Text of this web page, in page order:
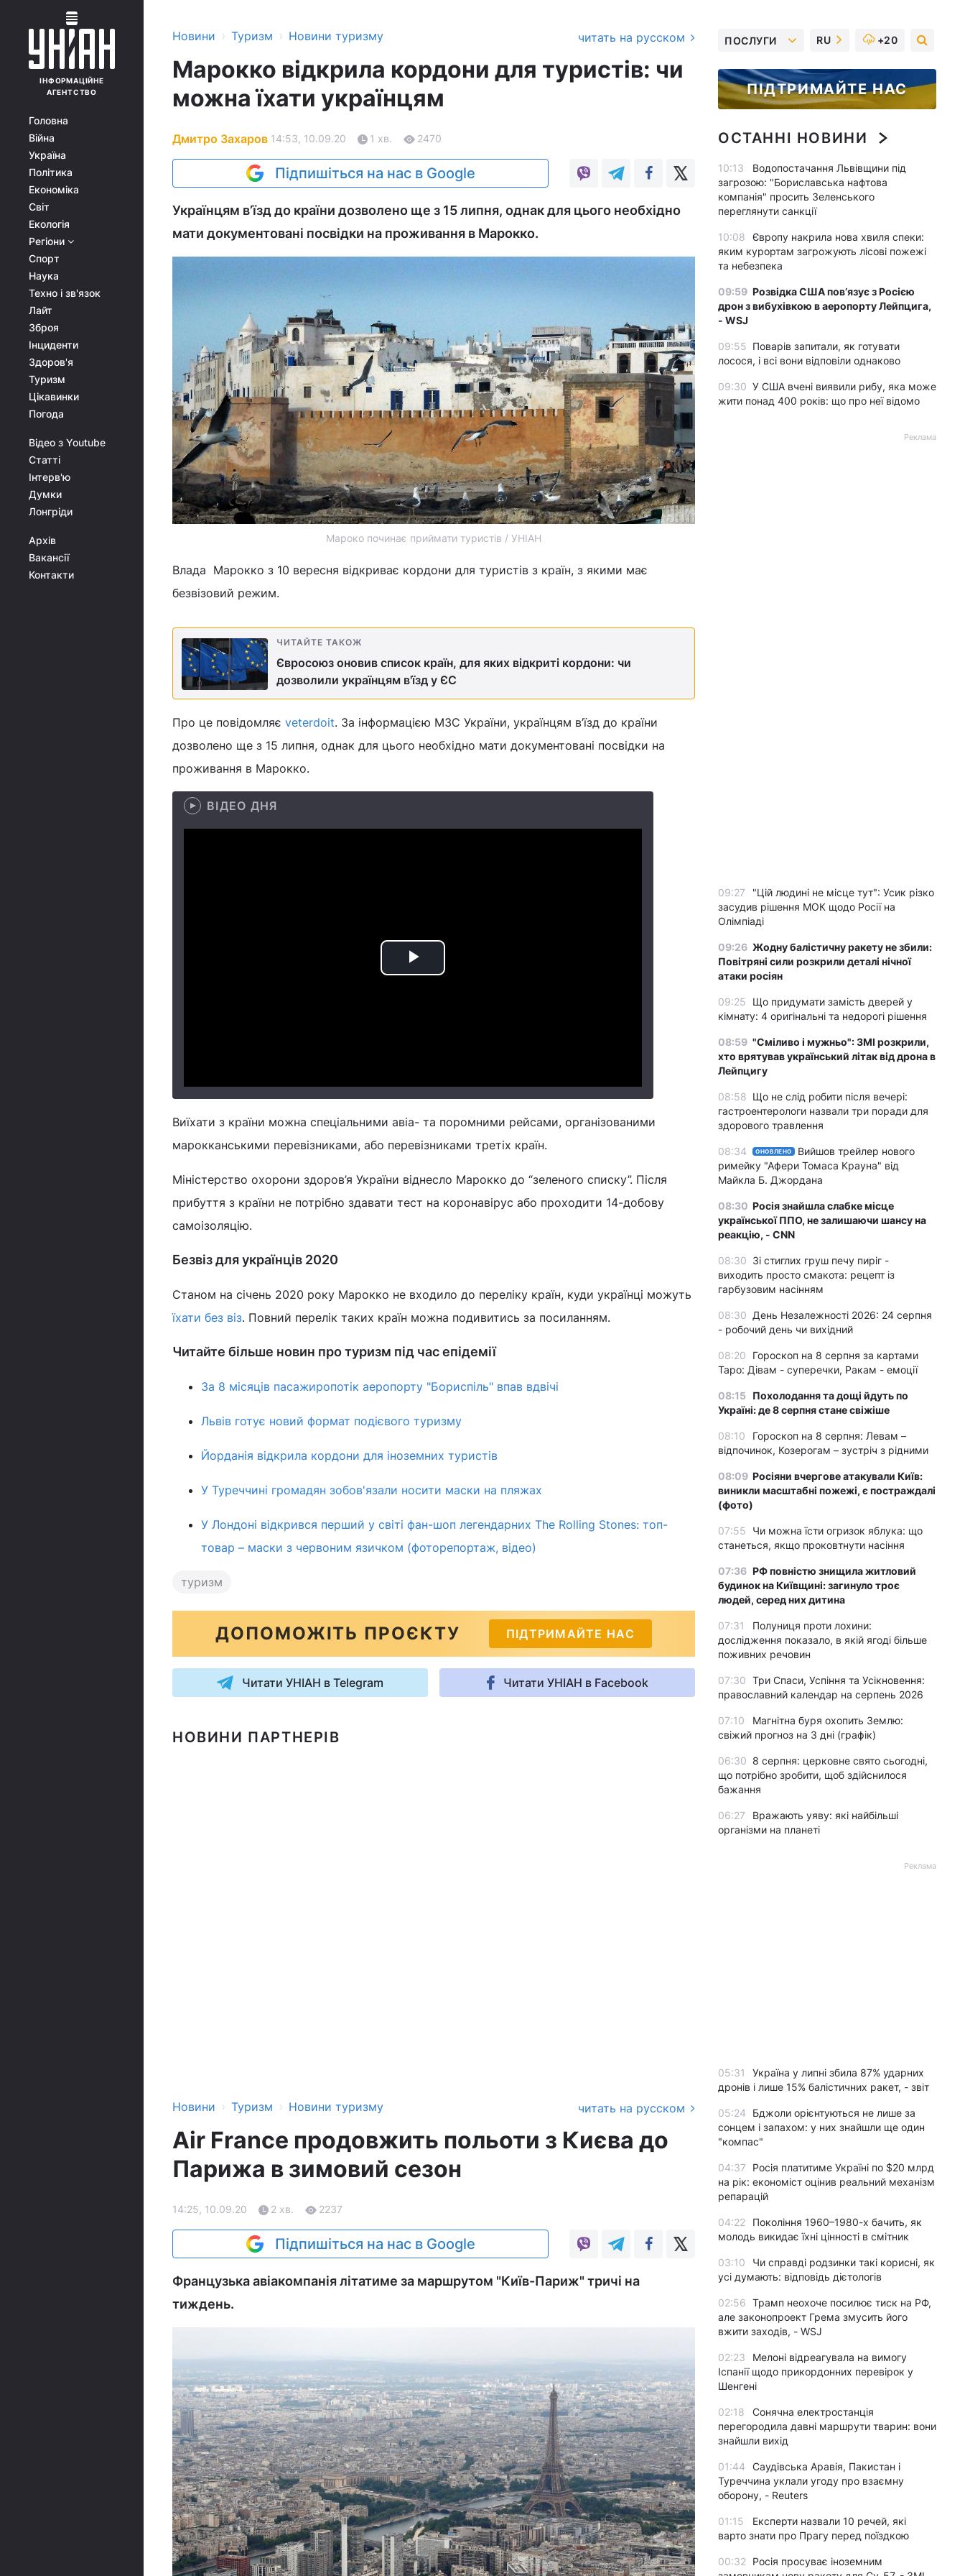
ІНФОРМАЦІЙНЕ
АГЕНТСТВО
Головна
Війна
Україна
Політика
Економіка
Світ
Екологія
Регіони
Спорт
Наука
Техно і зв'язок
Лайт
Зброя
Інциденти
Здоров'я
Туризм
Цікавинки
Погода
Відео з Youtube
Статті
Інтерв'ю
Думки
Лонгріди
Архів
Вакансії
Контакти
Новини › Туризм › Новини туризму читать на русском
Марокко відкрила кордони для туристів: чи
можна їхати українцям
Дмитро Захаров 14:53, 10.09.20 1 хв. 2470
Підпишіться на нас в Google
Українцям в’їзд до країни дозволено ще з 15 липня, однак для цього необхідно
мати документовані посвідки на проживання в Марокко.
Мароко починає приймати туристів / УНІАН
Влада Марокко з 10 вересня відкриває кордони для туристів з країн, з якими має
безвізовий режим.
ЧИТАЙТЕ ТАКОЖ
Євросоюз оновив список країн, для яких відкриті кордони: чи
дозволили українцям в'їзд у ЄС
Про це повідомляє veterdoit. За інформацією МЗС України, українцям в’їзд до країни
дозволено ще з 15 липня, однак для цього необхідно мати документовані посвідки на
проживання в Марокко.
ВІДЕО ДНЯ
Play
Виїхати з країни можна спеціальними авіа- та поромними рейсами, організованими
марокканськими перевізниками, або перевізниками третіх країн.
Міністерство охорони здоров’я України віднесло Марокко до “зеленого списку”. Після
прибуття з країни не потрібно здавати тест на коронавірус або проходити 14-добову
самоізоляцію.
Безвіз для українців 2020
Станом на січень 2020 року Марокко не входило до переліку країн, куди українці можуть
їхати без віз. Повний перелік таких країн можна подивитись за посиланням.
Читайте більше новин про туризм під час епідемії
За 8 місяців пасажиропотік аеропорту "Бориспіль" впав вдвічі
Львів готує новий формат подієвого туризму
Йорданія відкрила кордони для іноземних туристів
У Туреччині громадян зобов'язали носити маски на пляжах
У Лондоні відкрився перший у світі фан-шоп легендарних The Rolling Stones: топ-
товар – маски з червоним язичком (фоторепортаж, відео)
туризм
ДОПОМОЖІТЬ ПРОЄКТУ ПІДТРИМАЙТЕ НАС
Читати УНІАН в Telegram Читати УНІАН в Facebook
НОВИНИ ПАРТНЕРІВ
Новини › Туризм › Новини туризму читать на русском
Air France продовжить польоти з Києва до
Парижа в зимовий сезон
14:25, 10.09.20 2 хв. 2237
Підпишіться на нас в Google
Французька авіакомпанія літатиме за маршрутом "Київ-Париж" тричі на
тиждень.
ПОСЛУГИ RU +20
ПІДТРИМАЙТЕ НАС
ОСТАННІ НОВИНИ
10:13
Водопостачання Львівщини під
загрозою: "Бориславська нафтова
компанія" просить Зеленського
переглянути санкції
10:08
Європу накрила нова хвиля спеки:
яким курортам загрожують лісові пожежі
та небезпека
09:59 Розвідка США пов’язує з Росією
дрон з вибухівкою в аеропорту Лейпцига,
- WSJ
09:55 Поварів запитали, як готувати
лосося, і всі вони відповіли однаково
09:30 У США вчені виявили рибу, яка може
жити понад 400 років: що про неї відомо
Реклама
09:27
"Цій людині не місце тут": Усик різко
засудив рішення МОК щодо Росії на
Олімпіаді
09:26 Жодну балістичну ракету не збили:
Повітряні сили розкрили деталі нічної
атаки росіян
09:25
Що придумати замість дверей у
кімнату: 4 оригінальні та недорогі рішення
08:59 "Сміливо і мужньо": ЗМІ розкрили,
хто врятував український літак від дрона в
Лейпцигу
08:58 Що не слід робити після вечері:
гастроентерологи назвали три поради для
здорового травлення
08:34 ОНОВЛЕНО
Вийшов трейлер нового
римейку "Афери Томаса Крауна" від
Майкла Б. Джордана
08:30 Росія знайшла слабке місце
української ППО, не залишаючи шансу на
реакцію, - CNN
08:30 Зі стиглих груш печу пиріг -
виходить просто смакота: рецепт із
гарбузовим насінням
08:30 День Незалежності 2026: 24 серпня
- робочий день чи вихідний
08:20
Гороскоп на 8 серпня за картами
Таро: Дівам - суперечки, Ракам - емоції
08:15 Похолодання та дощі йдуть по
Україні: де 8 серпня стане свіжіше
08:10
Гороскоп на 8 серпня: Левам –
відпочинок, Козерогам – зустріч з рідними
08:09 Росіяни вчергове атакували Київ:
виникли масштабні пожежі, є постраждалі
(фото)
07:55
Чи можна їсти огризок яблука: що
станеться, якщо проковтнути насіння
07:36 РФ повністю знищила житловий
будинок на Київщині: загинуло троє
людей, серед них дитина
07:31
Полуниця проти лохини:
дослідження показало, в якій ягоді більше
поживних речовин
07:30 Три Спаси, Успіння та Усікновення:
православний календар на серпень 2026
07:10
Магнітна буря охопить Землю:
свіжий прогноз на 3 дні (графік)
06:30 8 серпня: церковне свято сьогодні,
що потрібно зробити, щоб здійснилося
бажання
06:27
Вражають уяву: які найбільші
організми на планеті
Реклама
05:31
Україна у липні збила 87% ударних
дронів і лише 15% балістичних ракет, - звіт
05:24
Бджоли орієнтуються не лише за
сонцем і запахом: у них знайшли ще один
"компас"
04:37
Росія платитиме Україні по $20 млрд
на рік: економіст оцінив реальний механізм
репарацій
04:22
Покоління 1960–1980-х бачить, як
молодь викидає їхні цінності в смітник
03:10
Чи справді родзинки такі корисні, як
усі думають: відповідь дієтологів
02:56 Трамп неохоче посилює тиск на РФ,
але законопроект Грема змусить його
вжити заходів, - WSJ
02:23
Мелоні відреагувала на вимогу
Іспанії щодо прикордонних перевірок у
Шенгені
02:18
Сонячна електростанція
перегородила давні маршрути тварин: вони
знайшли вихід
01:44
Саудівська Аравія, Пакистан і
Туреччина уклали угоду про взаємну
оборону, - Reuters
01:15
Експерти назвали 10 речей, які
варто знати про Прагу перед поїздкою
00:32
Росія просуває іноземним